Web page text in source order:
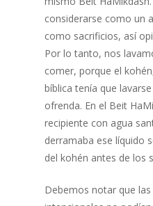
considerarse como un
como sacrificios, así
Por lo tanto, nos
comer, porque el
bíblica tenía que
ofrenda. En el Beit
recipiente con agua
derramaba ese líquido
del kohén antes de los
Debemos notar que